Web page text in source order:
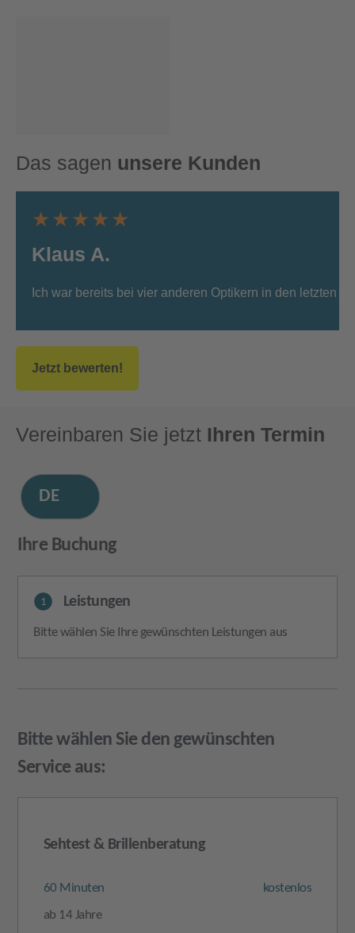
Das sagen unsere Kunden
Klaus A.
★★★★★
Ich war bereits bei vier anderen Optikern in den letzten
Jetzt bewerten!
Vereinbaren Sie jetzt Ihren Termin